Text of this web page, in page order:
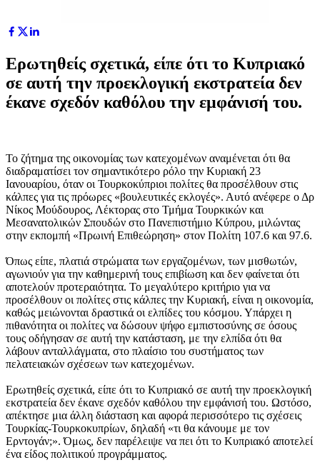
Ερωτηθείς σχετικά, είπε ότι το Κυπριακό
σε αυτή την προεκλογική εκστρατεία δεν
έκανε σχεδόν καθόλου την εμφάνισή του.
Το ζήτημα της οικονομίας των κατεχομένων αναμένεται ότι θα
διαδραματίσει τον σημαντικότερο ρόλο την Κυριακή 23
Ιανουαρίου, όταν οι Τουρκοκύπριοι πολίτες θα προσέλθουν στις
κάλπες για τις πρόωρες «βουλευτικές εκλογές». Αυτό ανέφερε ο Δρ
Νίκος Μούδουρος, Λέκτορας στο Τμήμα Τουρκικών και
Μεσανατολικών Σπουδών στο Πανεπιστήμιο Κύπρου, μιλώντας
στην εκπομπή «Πρωινή Επιθεώρηση» στον Πολίτη 107.6 και 97.6.
Όπως είπε, πλατιά στρώματα των εργαζομένων, των μισθωτών,
αγωνιούν για την καθημερινή τους επιβίωση και δεν φαίνεται ότι
αποτελούν προτεραιότητα. Το μεγαλύτερο κριτήριο για να
προσέλθουν οι πολίτες στις κάλπες την Κυριακή, είναι η οικονομία,
καθώς μειώνονται δραστικά οι ελπίδες του κόσμου. Υπάρχει η
πιθανότητα οι πολίτες να δώσουν ψήφο εμπιστοσύνης σε όσους
τους οδήγησαν σε αυτή την κατάσταση, με την ελπίδα ότι θα
λάβουν ανταλλάγματα, στο πλαίσιο του συστήματος των
πελατειακών σχέσεων των κατεχομένων.
Ερωτηθείς σχετικά, είπε ότι το Κυπριακό σε αυτή την προεκλογική
εκστρατεία δεν έκανε σχεδόν καθόλου την εμφάνισή του. Ωστόσο,
απέκτησε μια άλλη διάσταση και αφορά περισσότερο τις σχέσεις
Τουρκίας-Τουρκοκυπρίων, δηλαδή «τι θα κάνουμε με τον
Ερντογάν;». Όμως, δεν παρέλειψε να πει ότι το Κυπριακό αποτελεί
ένα είδος πολιτικού προγράμματος.